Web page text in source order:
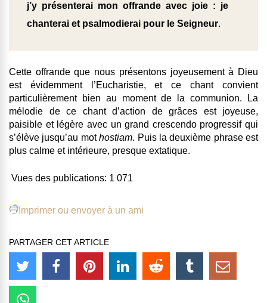
j’y présenterai mon offrande avec joie : je
chanterai et psalmodierai pour le Seigneur.
Cette offrande que nous présentons joyeusement à Dieu
est évidemment l’Eucharistie, et ce chant convient
particulièrement bien au moment de la communion. La
mélodie de ce chant d’action de grâces est joyeuse,
paisible et légère avec un grand crescendo progressif qui
s’élève jusqu’au mothostiam. Puis la deuxième phrase est
plus calme et intérieure, presque extatique.
Vues des publications: 1 071
Imprimer ou envoyer à un ami
PARTAGER CET ARTICLE